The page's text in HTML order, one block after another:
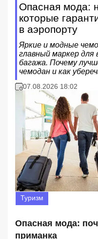
Опасная мода:
которые
в аэропорту
Яркие и модные
главный маркер для
багажа. Почему
чемодан и как
07.08.2026 18:02
Туризм
Опасная мода:
приманка